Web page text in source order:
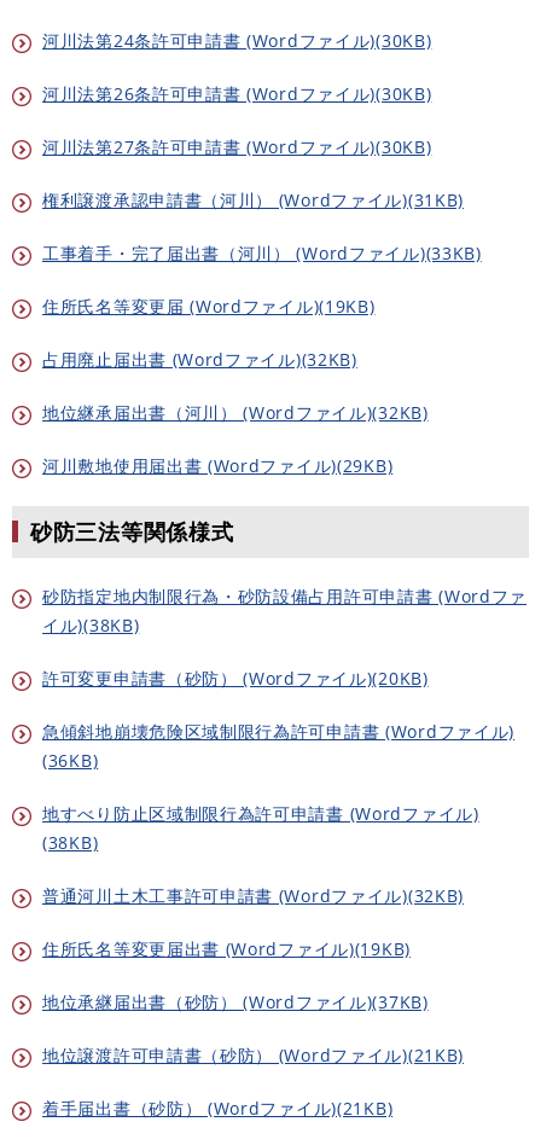
河川法第24条許可申請書 (Wordファイル)(30KB)
河川法第26条許可申請書 (Wordファイル)(30KB)
河川法第27条許可申請書 (Wordファイル)(30KB)
権利譲渡承認申請書（河川） (Wordファイル)(31KB)
工事着手・完了届出書（河川） (Wordファイル)(33KB)
住所氏名等変更届 (Wordファイル)(19KB)
占用廃止届出書 (Wordファイル)(32KB)
地位継承届出書（河川） (Wordファイル)(32KB)
河川敷地使用届出書 (Wordファイル)(29KB)
砂防三法等関係様式
砂防指定地内制限行為・砂防設備占用許可申請書 (Wordファ
イル)(38KB)
許可変更申請書（砂防） (Wordファイル)(20KB)
急傾斜地崩壊危険区域制限行為許可申請書 (Wordファイル)
(36KB)
地すべり防止区域制限行為許可申請書 (Wordファイル)
(38KB)
普通河川土木工事許可申請書 (Wordファイル)(32KB)
住所氏名等変更届出書 (Wordファイル)(19KB)
地位承継届出書（砂防） (Wordファイル)(37KB)
地位譲渡許可申請書（砂防） (Wordファイル)(21KB)
着手届出書（砂防） (Wordファイル)(21KB)